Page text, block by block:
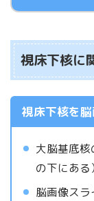
視床下核に
視床下核を
大脳基底核
の下にある
脳画像ス